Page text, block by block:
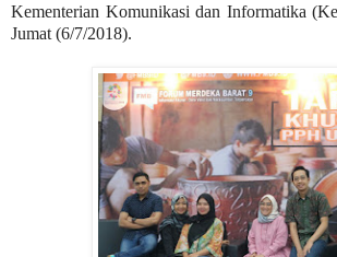
Kementerian Komunikasi dan Informatika
Jumat (6/7/2018).